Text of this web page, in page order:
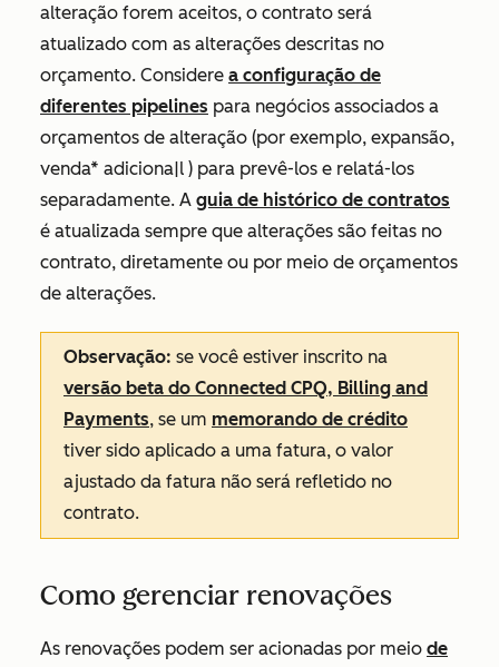
alteração forem aceitos, o contrato será
atualizado com as alterações descritas no
orçamento. Considere a configuração de
diferentes pipelines para negócios associados a
orçamentos de alteração (por exemplo, expansão,
venda* adiciona|l ) para prevê-los e relatá-los
separadamente. A guia de histórico de contratos
é atualizada sempre que alterações são feitas no
contrato, diretamente ou por meio de orçamentos
de alterações.
Observação: se você estiver inscrito na
versão beta do Connected CPQ, Billing and
Payments, se um memorando de crédito
tiver sido aplicado a uma fatura, o valor
ajustado da fatura não será refletido no
contrato.
Como gerenciar renovações
As renovações podem ser acionadas por meio de